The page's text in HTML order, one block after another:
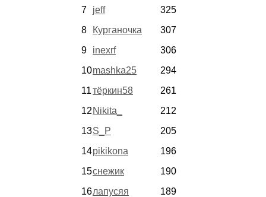
7
jeff
325
8
Курганочка
307
9
inexrf
306
10mashka25
294
11тёркин58
261
12 Nikita_
212
13S_P
205
14pikikona
196
15снежик
190
16лапусяя
189